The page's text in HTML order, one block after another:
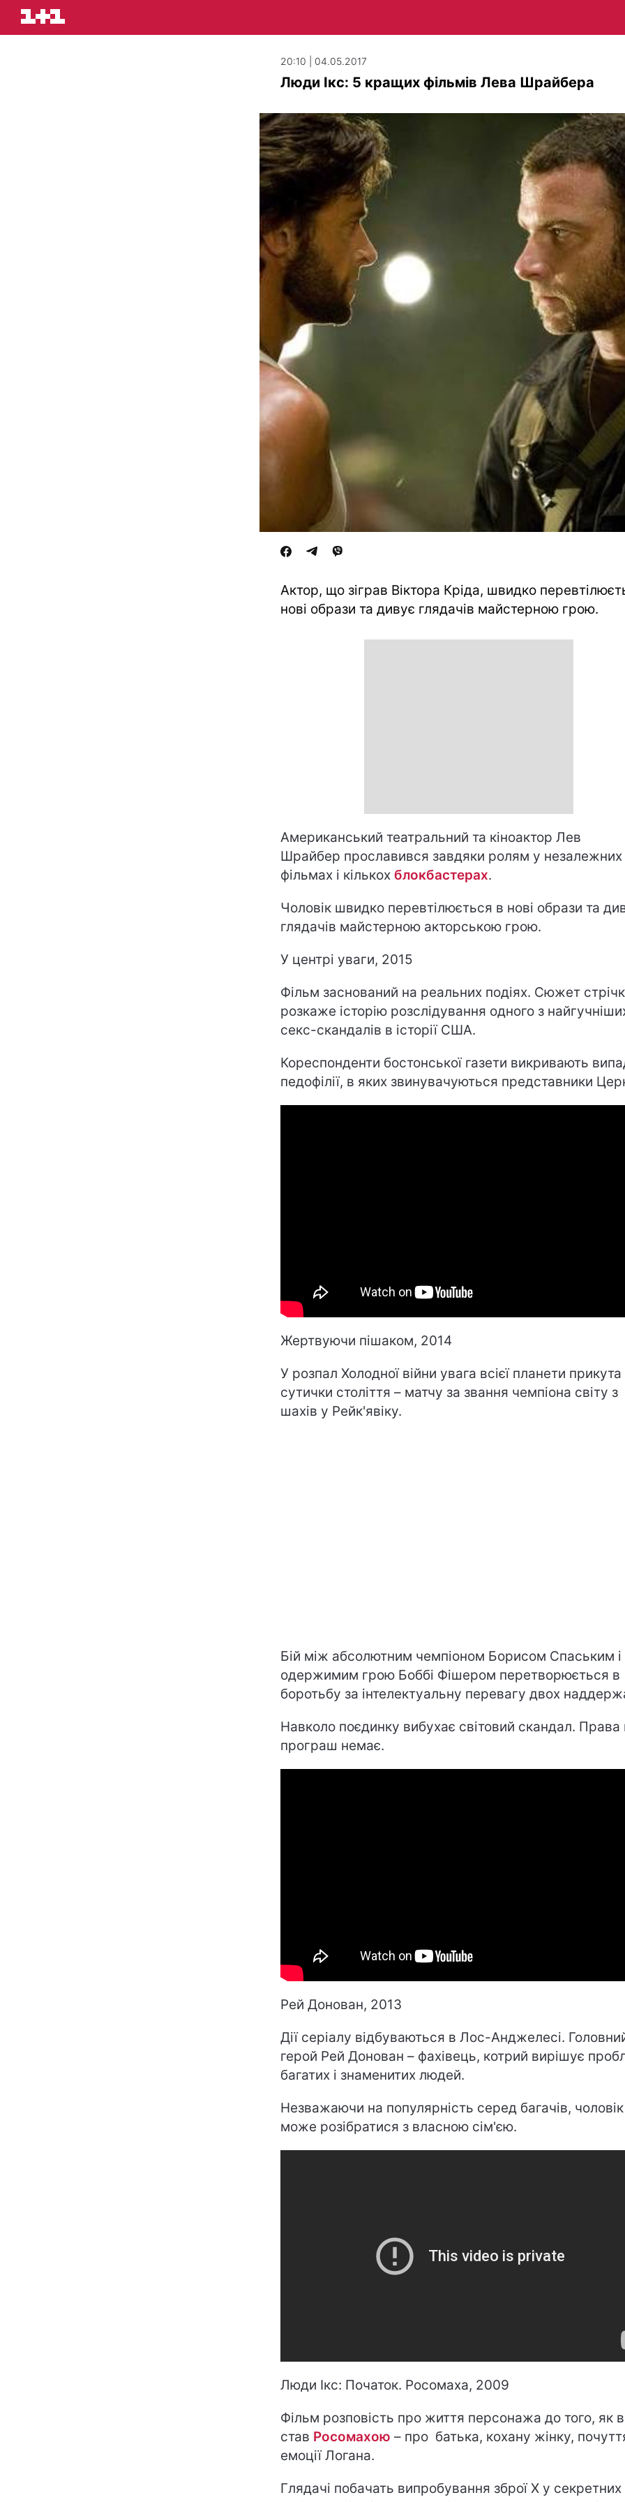
20:10 | 04.05.2017
Люди Ікс: 5 кращих фільмів Лева Шрайбера
Актор, що зіграв Віктора Кріда, швидко
нові образи та дивує глядачів майстерною грою.
Американський театральний та кіноактор Лев
Шрайбер прославився завдяки ролям у незалежних
фільмах і кількох блокбастерах.
Чоловік швидко перевтілюється в нові образи та
глядачів майстерною акторською грою.
У центрі уваги, 2015
Фільм заснований на реальних подіях. Сюжет
розкаже історію розслідування одного з
секс-скандалів в історії США.
Кореспонденти бостонської газети викривають
педофілії, в яких звинувачуються представники
Жертвуючи пішаком, 2014
У розпал Холодної війни увага всієї планети
сутички століття – матчу за звання чемпіона світу з
шахів у Рейк'явіку.
Бій між абсолютним чемпіоном Борисом Спаським і
одержимим грою Боббі Фішером перетворюється в
боротьбу за інтелектуальну перевагу двох
Навколо поєдинку вибухає світовий скандал. Права
програш немає.
Рей Донован, 2013
Дії серіалу відбуваються в Лос-Анджелесі.
герой Рей Донован – фахівець, котрий вирішує
багатих і знаменитих людей.
Незважаючи на популярність серед багачів,
може розібратися з власною сім'єю.
Люди Ікс: Початок. Росомаха, 2009
Фільм розповість про життя персонажа до того, як
став Росомахою – про батька, кохану жінку,
емоції Логана.
Глядачі побачать випробування зброї Х у секретних